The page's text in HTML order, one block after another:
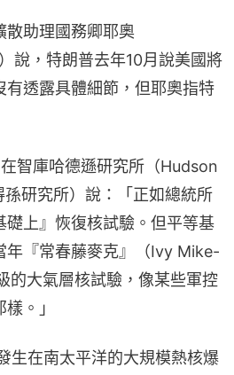
散助理國務卿耶奧
說，特朗普去年10月說美國將
有透露具體細節，但耶奧指特
智庫哈德遜研究所（Hudson
研究所）說：「正如總統所
礎上』恢復核試驗。但平等基
年『常春藤麥克』（Ivy Mike-
的大氣層核試驗，像某些軍控
。」
生在南太平洋的大規模熱核爆